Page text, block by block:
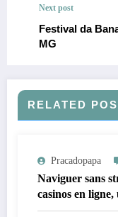
Next post
Festival da
MG
RELATED
Pracadopapa
Naviguer sans
casinos en
néophytes